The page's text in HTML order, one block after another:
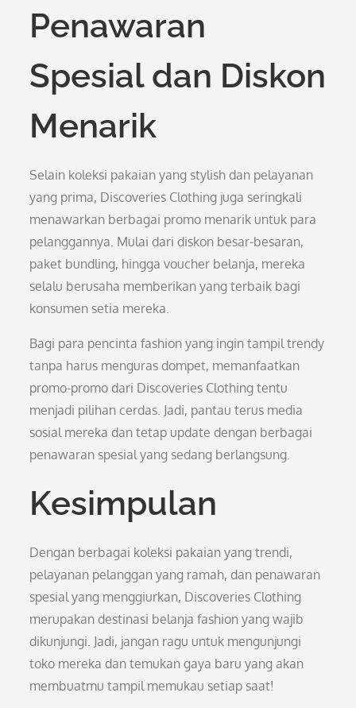
Penawaran
Spesial dan Diskon
Menarik
Selain koleksi pakaian yang stylish dan pelayanan
yang prima, Discoveries Clothing juga seringkali
menawarkan berbagai promo menarik untuk para
pelanggannya. Mulai dari diskon besar-besaran,
paket bundling, hingga voucher belanja, mereka
selalu berusaha memberikan yang terbaik bagi
konsumen setia mereka.
Bagi para pencinta fashion yang ingin tampil trendy
tanpa harus menguras dompet, memanfaatkan
promo-promo dari Discoveries Clothing tentu
menjadi pilihan cerdas. Jadi, pantau terus media
sosial mereka dan tetap update dengan berbagai
penawaran spesial yang sedang berlangsung.
Kesimpulan
Dengan berbagai koleksi pakaian yang trendi,
pelayanan pelanggan yang ramah, dan penawaran
spesial yang menggiurkan, Discoveries Clothing
merupakan destinasi belanja fashion yang wajib
dikunjungi. Jadi, jangan ragu untuk mengunjungi
toko mereka dan temukan gaya baru yang akan
membuatmu tampil memukau setiap saat!